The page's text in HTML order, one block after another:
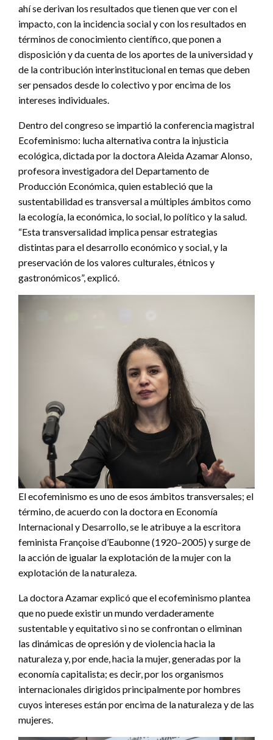
ahí se derivan los resultados que tienen que ver con el
impacto, con la incidencia social y con los resultados en
términos de conocimiento científico, que ponen a
disposición y da cuenta de los aportes de la universidad y
de la contribución interinstitucional en temas que deben
ser pensados desde lo colectivo y por encima de los
intereses individuales.
Dentro del congreso se impartió la conferencia magistral
Ecofeminismo: lucha alternativa contra la injusticia
ecológica, dictada por la doctora Aleida Azamar Alonso,
profesora investigadora del Departamento de
Producción Económica, quien estableció que la
sustentabilidad es transversal a múltiples ámbitos como
la ecología, la económica, lo social, lo político y la salud.
“Esta transversalidad implica pensar estrategias
distintas para el desarrollo económico y social, y la
preservación de los valores culturales, étnicos y
gastronómicos”, explicó.
El ecofeminismo es uno de esos ámbitos transversales; el
término, de acuerdo con la doctora en Economía
Internacional y Desarrollo, se le atribuye a la escritora
feminista Françoise d’Eaubonne (1920–2005) y surge de
la acción de igualar la explotación de la mujer con la
explotación de la naturaleza.
La doctora Azamar explicó que el ecofeminismo plantea
que no puede existir un mundo verdaderamente
sustentable y equitativo si no se confrontan o eliminan
las dinámicas de opresión y de violencia hacia la
naturaleza y, por ende, hacia la mujer, generadas por la
economía capitalista; es decir, por los organismos
internacionales dirigidos principalmente por hombres
cuyos intereses están por encima de la naturaleza y de las
mujeres.